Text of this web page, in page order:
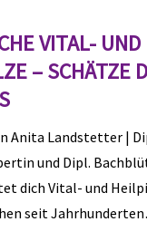
VITAL- UND
– SCHÄTZE
Anita Landstetter |
und Dipl.
dich Vital- und
seit